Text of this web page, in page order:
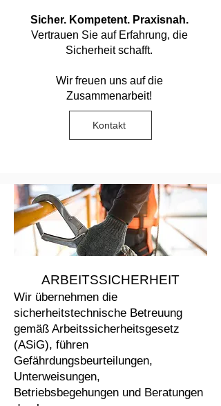
Sicher. Kompetent. Praxisnah.
Vertrauen Sie auf Erfahrung, die
Sicherheit schafft.
Wir freuen uns auf die
Zusammenarbeit!
Kontakt
UNSERE LEISTUNGEN
ARBEITSSICHERHEIT
Wir übernehmen die
sicherheitstechnische Betreuung
gemäß Arbeitssicherheitsgesetz
(ASiG), führen
Gefährdungsbeurteilungen,
Unterweisungen,
Betriebsbegehungen und Beratungen